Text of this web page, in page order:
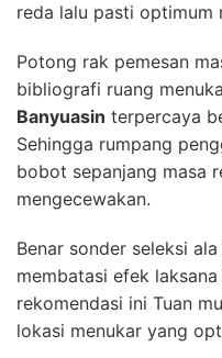
reda lalu pasti optimum
Potong rak pemesan
bibliografi ruang
Banyuasin terpercaya
Sehingga rumpang
bobot sepanjang masa
mengecewakan.
Benar sonder seleksi
membatasi efek
rekomendasi ini Tuan
lokasi menukar yang